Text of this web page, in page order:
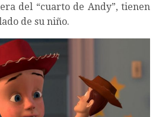
del “cuarto de Andy”, tienen
de su niño.